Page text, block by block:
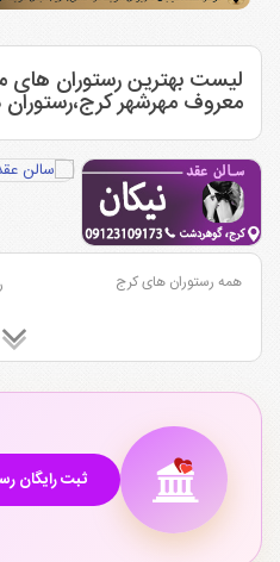
لیست بهترین رستوران های
معروف مهرشهر
همه رستوران های کرج
ثبت رایگان